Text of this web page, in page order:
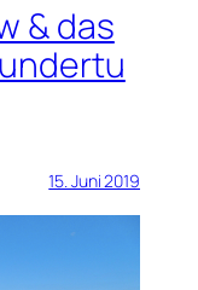
& das
15. Juni 2019